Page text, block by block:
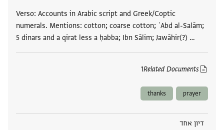
Verso: Accounts in Arabic script and Greek/Coptic
numerals. Mentions: cotton; coarse cotton; ʿAbd al-Salām;
5 dinars and a qirat less a ḥabba; Ibn Sālim; Jawāhir(?) …
Related Documents
1
prayer
thanks
דיון אחד